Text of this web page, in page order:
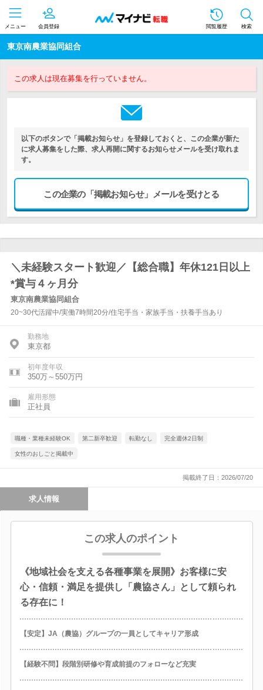
メニュー 会員登録 閲覧履歴 検索
東京南農業協同組合
この求人は現在募集を行っていません。
以下のボタンで「掲載お知らせ」を登録しておくと、この企業が新た
に求人募集をした際、求人再開に関するお知らせメールを受け取れま
す。
この企業の「掲載お知らせ」メールを受けとる
＼未経験スタート歓迎／【総合職】年休121日以上
*賞与４ヶ月分
東京南農業協同組合
20~30代活躍中/実働7時間20分/住宅手当・家族手当・扶養手当あり
勤務地
東京都
初年度年収
350万～550万円
雇用形態
正社員
職種・業種未経験OK 第二新卒歓迎 転勤なし 完全週休2日制
女性のおしごと掲載中
掲載終了日：2026/07/20
求人情報
この求人のポイント
《地域社会を支える各種事業を展開》お客様に安
心・信頼・満足を提供し「農協さん」として頼られ
る存在に！
【安定】JA（農協）グループの一員としてキャリア形成
【経験不問】段階別研修や育成前提のフォローなど充実